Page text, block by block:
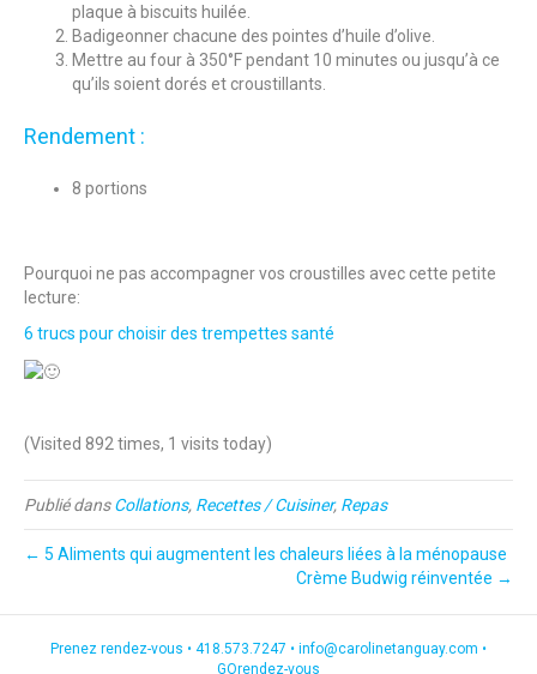
plaque à biscuits huilée.
Badigeonner chacune des pointes d’huile d’olive.
Mettre au four à 350°F pendant 10 minutes ou jusqu’à ce
qu’ils soient dorés et croustillants.
Rendement :
8 portions
Pourquoi ne pas accompagner vos croustilles avec cette petite
lecture:
6 trucs pour choisir des trempettes santé
(Visited 892 times, 1 visits today)
Publié dansCollations, Recettes / Cuisiner, Repas
← 5 Aliments qui augmentent les chaleurs liées à la ménopause
Crème Budwig réinventée →
Prenez rendez-vous • 418.573.7247 • info@carolinetanguay.com •
GOrendez-vous